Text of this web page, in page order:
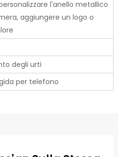
l'anello metallico
aggiungere un logo o
degli urti
per telefono